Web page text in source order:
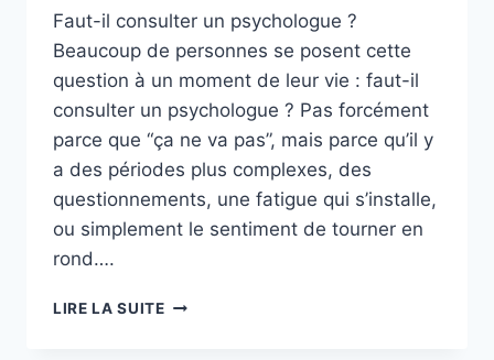
CE
EFFICACE
?
Faut-il consulter un psychologue ?
Beaucoup de personnes se posent cette
question à un moment de leur vie : faut-il
consulter un psychologue ? Pas forcément
parce que “ça ne va pas”, mais parce qu’il y
a des périodes plus complexes, des
questionnements, une fatigue qui s’installe,
ou simplement le sentiment de tourner en
rond….
LIRE LA SUITEFAUT-